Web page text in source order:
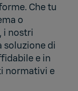
Che tu
o
i nostri
soluzione di
e in
normativi e